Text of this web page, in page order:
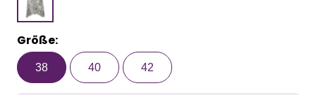
Größe:
38 40 42